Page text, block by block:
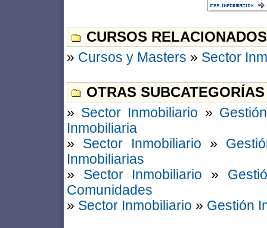
CURSOS
» Cursos y Masters » Sector
OTRAS
» Sector Inmobiliario »
Inmobiliaria
» Sector Inmobiliario »
Inmobiliarias
» Sector Inmobiliario »
Comunidades
» Sector Inmobiliario » Gestión